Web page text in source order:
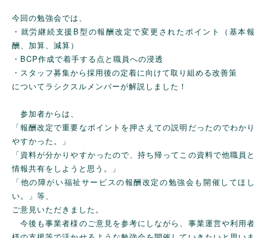
今回の勉強会では、
・就労継続支援B型の報酬改定で変更されたポイント（基本報
酬、加算、減算）
・BCP作成で着手する点と職員への浸透
・スタッフ募集から採用後の定着に向けて取り組める改善策
についてラシクスルメンバーが解説しました！
参加者からは、
「報酬改定で重要なポイントを押さえての説明だったのでわかり
やすかった。」
「資料が分かりやすかったので、持ち帰ってこの資料で他職員と
情報共有をしようと思う。」
「他の障がい福祉サービスの報酬改定の勉強会も開催してほし
い。」等、
ご意見いただきました。
今後も事業者様のご意見を参考にしながら、事業運営や利用者